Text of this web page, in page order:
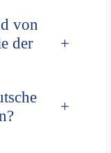
von
der
+
+